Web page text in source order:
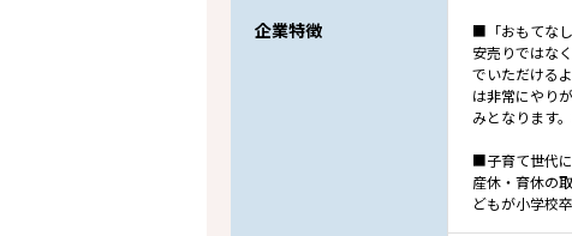
企業特徴
■「おもてなし
安売りではな
でいただける
は非常にやり
みとなります
■子育て世代に
産休・育休の
どもが小学校